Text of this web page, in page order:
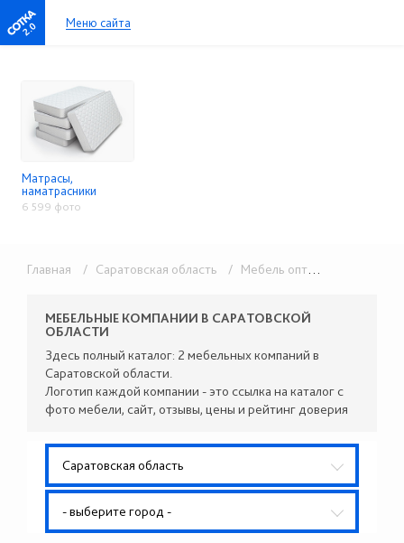
2.0 Меню сайта
Матрасы,
наматрасники
6 599 фото
Главная / Саратовская область / Мебель оптом
МЕБЕЛЬНЫЕ КОМПАНИИ В САРАТОВСКОЙ
ОБЛАСТИ
Здесь полный каталог: 2 мебельных компаний в
Саратовской области.
Логотип каждой компании - это ссылка на каталог с
фото мебели, сайт, отзывы, цены и рейтинг доверия
Саратовская область
- выберите город -